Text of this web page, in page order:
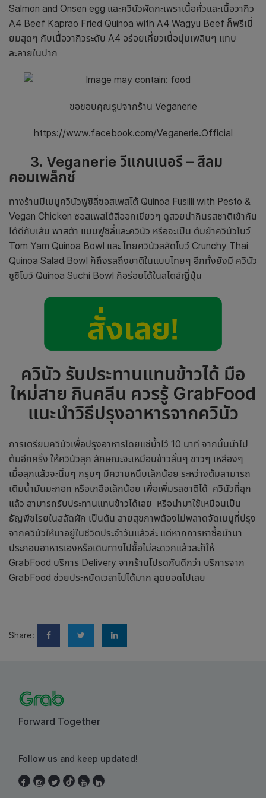
Salmon and Onsen egg และควินัวผัดกะเพราเนื้อคั่วและเนื้อวากิว
A4 Beef Kaprao Fried Quinoa with​ A4 Wagyu Beef ก็พรีเมี่
ยมสุดๆ กับเนื้อวากิวระดับ A4 อร่อยเคี้ยวเนื้อนุ่มเพลินๆ แทบ
ละลายในปาก
ขอขอบคุณรูปจากร้าน Veganerie
https://www.facebook.com/Veganerie.Official
3. Veganerie วีแกนเนอรี – สีลม
คอมเพล็กซ์
ทางร้านมีเมนูควินัวฟูซิลี่ซอสเพสโต้ Quinoa Fusilli with Pesto &
Vegan Chicken ซอสเพสโต้สีออกเขียวๆ ดูสวยน่ากินรสชาติเข้ากัน
ได้ดีกับเส้น พาสต้า แบบฟูซิลี่และควินัว หรือจะเป็น ต้มยำควินัวโบว์
Tom Yam Quinoa Bowl และ ไทยควินัวสลัดโบว์ Crunchy Thai
Quinoa Salad Bowl ก็ถึงรสถึงชาติในแบบไทยๆ อีกทั้งยังมี ควินัว
ซูชิโบว์ Quinoa Suchi Bowl ก็อร่อยได้ในสไตล์ญี่ปุ่น
ควินัว รับประทานแทนข้าวได้ มือ
ใหม่สาย กินคลีน ควรรู้ GrabFood
แนะนำวิธีปรุงอาหารจากควินัว
การเตรียมควินัวเพื่อปรุงอาหารโดยแช่น้ำไว้ 10 นาที จากนั้นนำไป
ต้มอีกครั้ง ให้ควินัวสุก ลักษณะจะเหมือนข้าวสั้นๆ ขาวๆ เหลืองๆ
เมื่อสุกแล้วจะนิ่มๆ กรุบๆ มีความหนึบเล็กน้อย ระหว่างต้มสามารถ
เติมน้ำมันมะกอก หรือเกลือเล็กน้อย เพื่อเพิ่มรสชาติได้ ควินัวที่สุก
แล้ว สามารถรับประทานแทนข้าวได้เลย หรือนำมาใช้เหมือนเป็น
ธัญพืชโรยในสลัดผัก เป็นต้น สายสุขภาพต้องไม่พลาดจัดเมนูที่ปรุง
จากควินัวให้มาอยู่ในชีวิตประจำวันแล้วล่ะ แต่หากการหาซื้อนำมา
ประกอบอาหารเองหรือเดินทางไปซื้อไม่สะดวกแล้วละก็ให้
GrabFood บริการ Delivery จากร้านโปรดกันดีกว่า บริการจาก
GrabFood ช่วยประหยัดเวลาไปได้มาก สุดยอดไปเลย
Share:
Forward Together
Follow us and keep updated!